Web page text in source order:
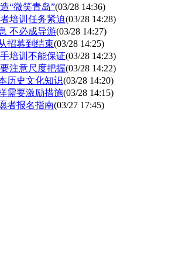
“微笑青岛”(03/28 14:36)
培训任务紧迫(03/28 14:28)
不必成导游(03/28 14:27)
招募到结束(03/28 14:25)
培训不能保证(03/28 14:23)
注意尺度把握(03/28 14:22)
历史文化知识(03/28 14:20)
需要激励措施(03/28 14:15)
者报名指南(03/27 17:45)